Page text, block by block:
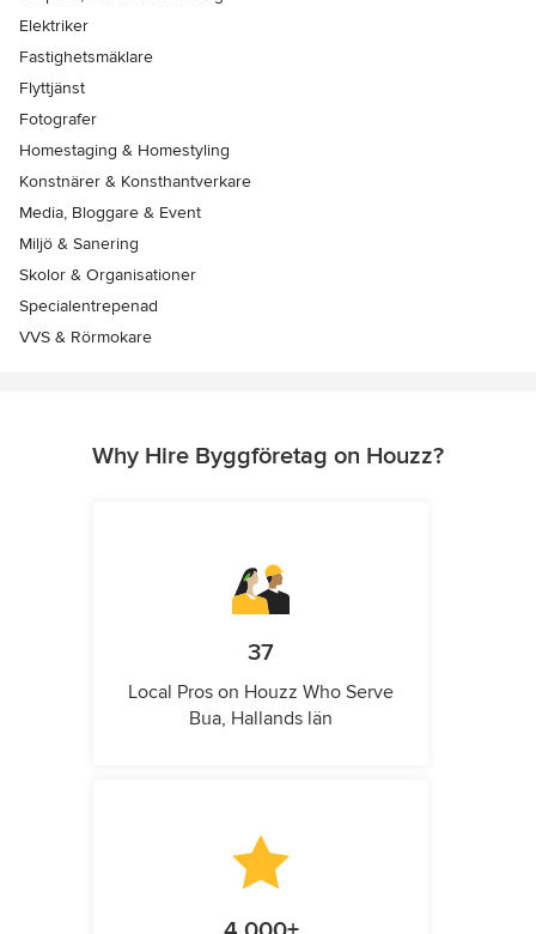
Elektriker
Fastighetsmäklare
Flyttjänst
Fotografer
Homestaging & Homestyling
Konstnärer & Konsthantverkare
Media, Bloggare & Event
Miljö & Sanering
Skolor & Organisationer
Specialentrepenad
VVS & Rörmokare
Why Hire Byggföretag on Houzz?
37
Local Pros on Houzz Who Serve
Bua, Hallands län